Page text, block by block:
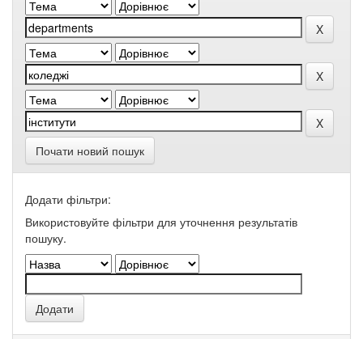
Почати новий пошук
Додати фільтри:
Використовуйте фільтри для уточнення результатів
пошуку.